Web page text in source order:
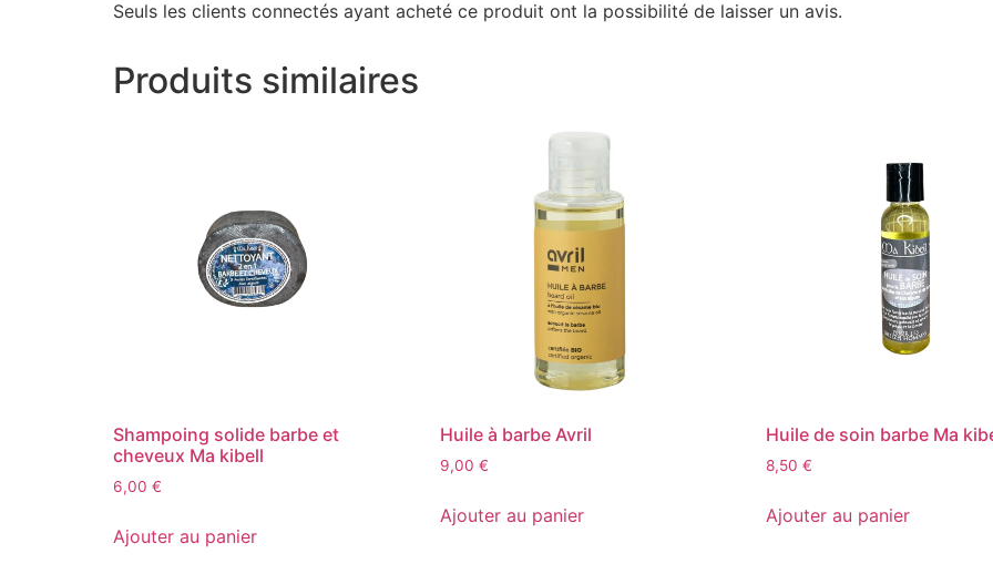
Seuls les clients connectés ayant acheté ce produit ont la possibilité de laisser un avis.
Produits similaires
Shampoing solide barbe et
cheveux Ma kibell
6,00 €
Ajouter au panier
Huile à barbe Avril
9,00 €
Ajouter au panier
Huile de soin barbe Ma
8,50€
Ajouter au panier